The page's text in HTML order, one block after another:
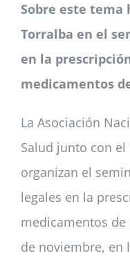
Colabora
Sobre este tema
Torralba en el
en la
medicamentos
La Asociación
Salud junto con
organizan el
legales en la
medicamentos de
de noviembre, en